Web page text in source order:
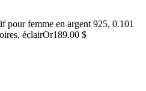
pour femme en argent 925, 0.101
éclairOr189.00 $